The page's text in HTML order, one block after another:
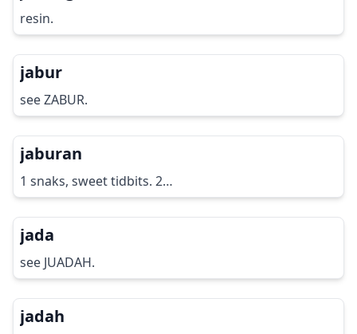
resin.
jabur
see ZABUR.
jaburan
1 snaks, sweet tidbits. 2…
jada
see JUADAH.
jadah